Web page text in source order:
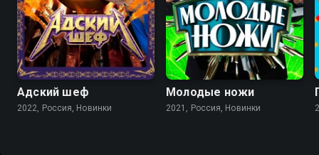
Адский шеф
2022, Россия, Новинки
Молодые ножи
2021, Россия, Новинки